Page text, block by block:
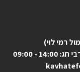
רמי לוי)
- 09:00